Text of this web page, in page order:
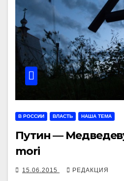
В РОССИИ ВЛАСТЬ НАША ТЕМА
Путин —
mori
15.06.2015 РЕДАКЦИЯ